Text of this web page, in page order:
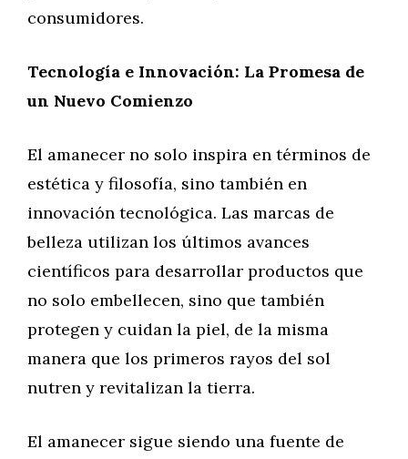
consumidores.
Tecnología e Innovación: La Promesa de
un Nuevo Comienzo
El amanecer no solo inspira en términos de
estética y filosofía, sino también en
innovación tecnológica. Las marcas de
belleza utilizan los últimos avances
científicos para desarrollar productos que
no solo embellecen, sino que también
protegen y cuidan la piel, de la misma
manera que los primeros rayos del sol
nutren y revitalizan la tierra.
El amanecer sigue siendo una fuente de